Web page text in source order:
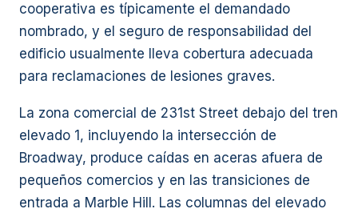
cooperativa es típicamente el demandado
nombrado, y el seguro de responsabilidad del
edificio usualmente lleva cobertura adecuada
para reclamaciones de lesiones graves.
La zona comercial de 231st Street debajo del tren
elevado 1, incluyendo la intersección de
Broadway, produce caídas en aceras afuera de
pequeños comercios y en las transiciones de
entrada a Marble Hill. Las columnas del elevado